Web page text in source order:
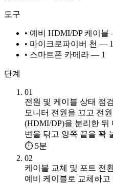
도구
• 예비 HDMI/DP 케이블
• 마이크로파이버 천 — 1
• 스마트폰 카메라 — 1
단계
01
전원 및 케이블 상태 점검
모니터 전원을 끄고 전
(HDMI/DP)을 분리한 뒤
변을 닦고 양쪽 끝을 꽉
⏱ 5분
02
케이블 교체 및 포트 전
예비 케이블로 교체하